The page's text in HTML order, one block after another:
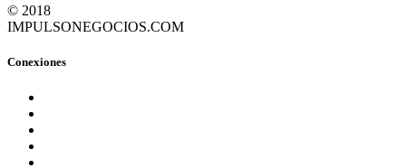
© 2018
IMPULSONEGOCIOS.COM
Conexiones